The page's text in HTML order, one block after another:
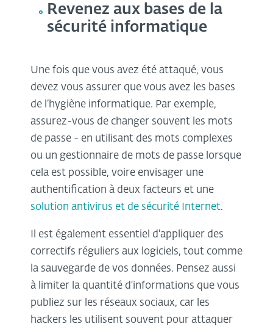
Revenez aux bases de la
sécurité informatique
Une fois que vous avez été attaqué, vous
devez vous assurer que vous avez les bases
de l’hygiène informatique. Par exemple,
assurez-vous de changer souvent les mots
de passe - en utilisant des mots complexes
ou un gestionnaire de mots de passe lorsque
cela est possible, voire envisager une
authentification à deux facteurs et une
solution antivirus et de sécurité Internet.
Il est également essentiel d'appliquer des
correctifs réguliers aux logiciels, tout comme
la sauvegarde de vos données. Pensez aussi
à limiter la quantité d'informations que vous
publiez sur les réseaux sociaux, car les
hackers les utilisent souvent pour attaquer